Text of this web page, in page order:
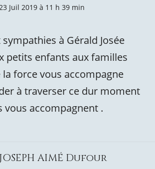
Juil 2019 à 11 h 39 min
à Gérald Josée
petits enfants aux familles
la force vous accompagne
à traverser ce dur moment
vous accompagnent .
JOSEPH AIMÉ Dufour